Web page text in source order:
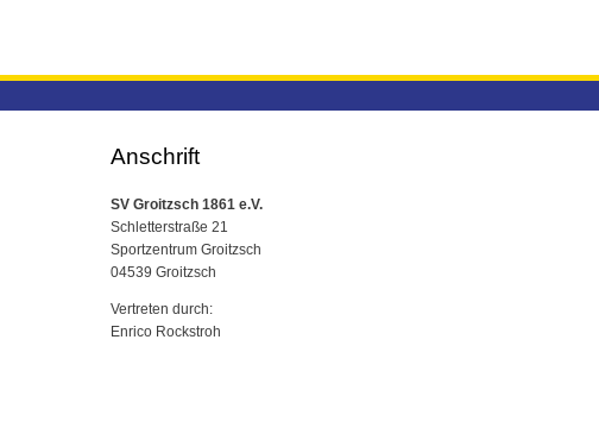
Anschrift
SV Groitzsch 1861 e.V.
Schletterstraße 21
Sportzentrum Groitzsch
04539 Groitzsch
Vertreten durch:
Enrico Rockstroh